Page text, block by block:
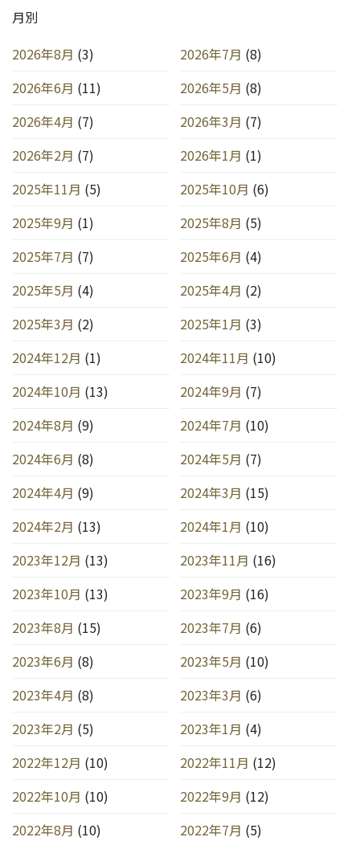
り
月別
2026年8月 (3) 2026年7月 (8)
2026年6月 (11) 2026年5月 (8)
2026年4月 (7) 2026年3月 (7)
2026年2月 (7) 2026年1月 (1)
2025年11月 (5) 2025年10月 (6)
2025年9月 (1) 2025年8月 (5)
2025年7月 (7) 2025年6月 (4)
2025年5月 (4) 2025年4月 (2)
2025年3月 (2) 2025年1月 (3)
2024年12月 (1) 2024年11月 (10)
2024年10月 (13) 2024年9月 (7)
2024年8月 (9) 2024年7月 (10)
2024年6月 (8) 2024年5月 (7)
2024年4月 (9) 2024年3月 (15)
2024年2月 (13) 2024年1月 (10)
2023年12月 (13) 2023年11月 (16)
2023年10月 (13) 2023年9月 (16)
2023年8月 (15) 2023年7月 (6)
2023年6月 (8) 2023年5月 (10)
2023年4月 (8) 2023年3月 (6)
2023年2月 (5) 2023年1月 (4)
2022年12月 (10) 2022年11月 (12)
2022年10月 (10) 2022年9月 (12)
2022年8月 (10) 2022年7月 (5)